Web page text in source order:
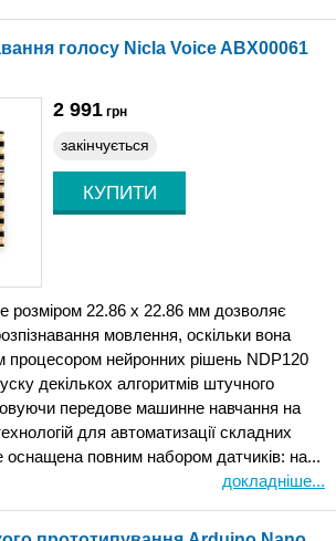
голосу Nicla Voice ABX00061
2 991 грн
закінчується
розміром 22.86 x 22.86 мм дозволяє
мовлення, оскільки вона
нейронних рішень NDP120
декількох алгоритмів штучного
передове машинне навчання на
для автоматизації складних
оснащена повним набором датчиків: на...
докладніше...